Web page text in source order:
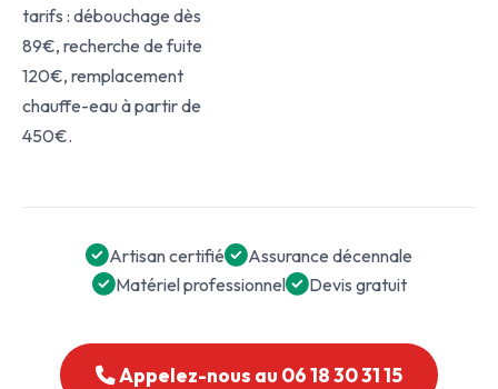
tarifs : débouchage dès
89€, recherche de fuite
120€, remplacement
chauffe-eau à partir de
450€.
Artisan certifié
Assurance décennale
Matériel professionnel
Devis gratuit
Appelez-nous au 06 18 30 31 15